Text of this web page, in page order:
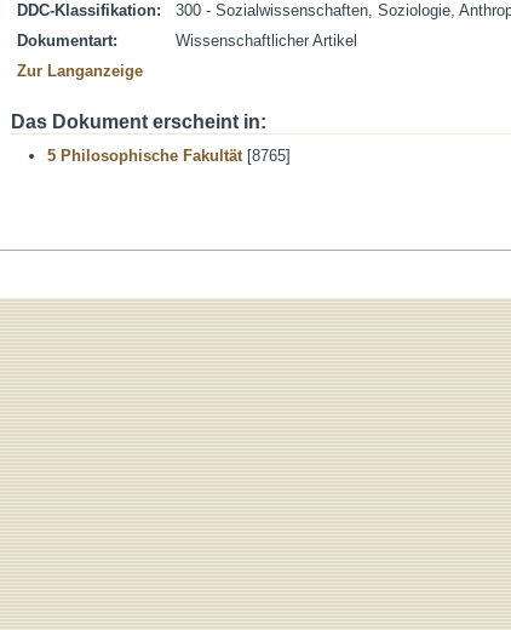
DDC-Klassifikation:
300 - Sozialwissenschaften, Soziologie,
Dokumentart:
Wissenschaftlicher Artikel
Zur Langanzeige
Das Dokument erscheint in:
5 Philosophische Fakultät[8765]